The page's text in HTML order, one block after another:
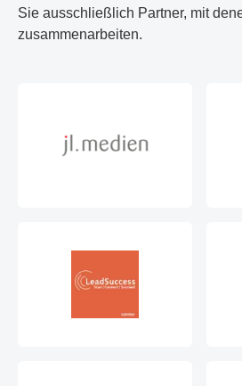
Sie ausschließlich Partner, mit
zusammenarbeiten.